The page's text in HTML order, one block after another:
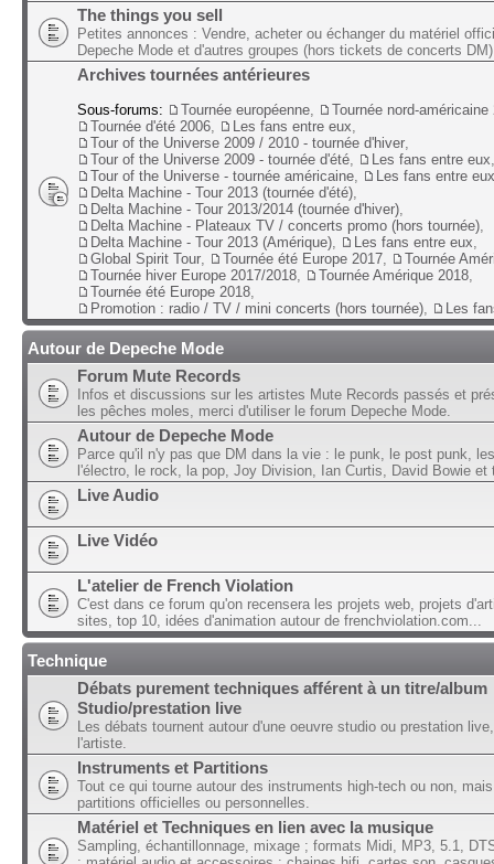
The things you sell
Petites annonces : Vendre, acheter ou échanger du matériel
Depeche Mode et d'autres groupes (hors tickets de concerts DM)
Archives tournées antérieures
Sous-forums: Tournée européenne
Tournée nord-américaine
Tournée d'été 2006
Les fans entre eux
Tour of the Universe 2009 / 2010 - tournée d'hiver
Tour of the Universe 2009 - tournée d'été
Les fans entre eux
Tour of the Universe - tournée américaine
Les fans entre eux
Delta Machine - Tour 2013 (tournée d'été)
Delta Machine - Tour 2013/2014 (tournée d'hiver)
Delta Machine - Plateaux TV / concerts promo (hors tournée)
Delta Machine - Tour 2013 (Amérique)
Les fans entre eux
Global Spirit Tour
Tournée été Europe 2017
Tournée
Tournée hiver Europe 2017/2018
Tournée Amérique 2018
Tournée été Europe 2018
Promotion : radio / TV / mini concerts (hors tournée)
Les
Autour de Depeche Mode
Forum Mute Records
Infos et discussions sur les artistes Mute Records passés et
les pêches moles, merci d'utiliser le forum Depeche Mode.
Autour de Depeche Mode
Parce qu'il n'y pas que DM dans la vie : le punk, le post punk,
l'électro, le rock, la pop, Joy Division, Ian Curtis, David Bowie et
Live Audio
Live Vidéo
L'atelier de French Violation
C'est dans ce forum qu'on recensera les projets web, projets
sites, top 10, idées d'animation autour de frenchviolation.com...
Technique
Débats purement techniques afférent à un titre/album
Studio/prestation live
Les débats tournent autour d'une oeuvre studio ou prestation
l'artiste.
Instruments et Partitions
Tout ce qui tourne autour des instruments high-tech ou non,
partitions officielles ou personnelles.
Matériel et Techniques en lien avec la musique
Sampling, échantillonnage, mixage ; formats Midi, MP3, 5.1,